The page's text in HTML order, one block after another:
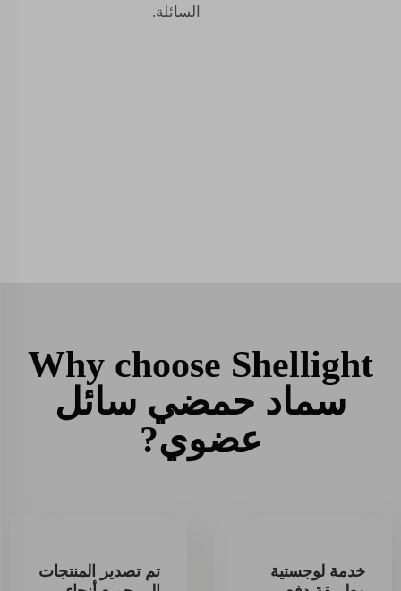
السائلة.
Why choose Shellight
سماد حمضي سائل
عضوي?
خدمة لوجستية
تم تصدير المنتجات